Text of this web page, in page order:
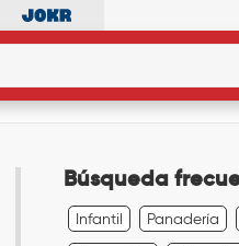
Búsqueda
Infantil Panadería